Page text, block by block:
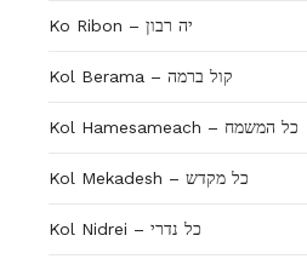
Ko Ribon – יה רבון
Kol Berama – קול ברמה
Kol Hamesameach – כל המשמח
Kol Mekadesh – כל מקדש
Kol Nidrei – כל נדרי